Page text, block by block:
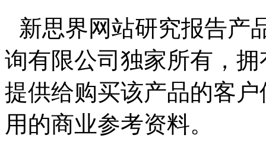
新思界网站研究报告产
询有限公司独家所有，
提供给购买该产品的客
用的商业参考资料。